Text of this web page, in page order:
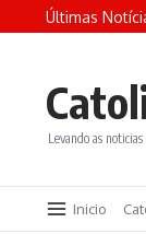
Ir para o conteúdo
ÚltimasTerça-
Levando as
Inicio